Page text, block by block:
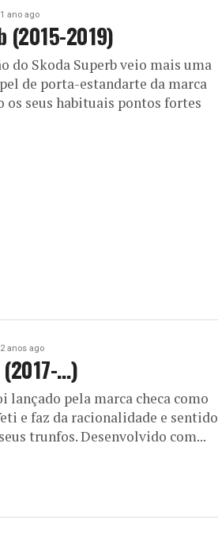
1 ano ago
(2015-2019)
do Skoda Superb veio mais uma
de porta-estandarte da marca
os seus habituais pontos fortes
2 anos ago
(2017-…)
lançado pela marca checa como
e faz da racionalidade e sentido
trunfos. Desenvolvido com...